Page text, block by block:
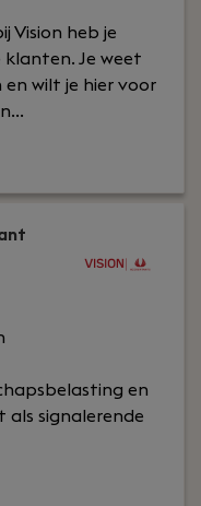
Vision heb je
Je weet
wilt je hier voor
en
signalerende